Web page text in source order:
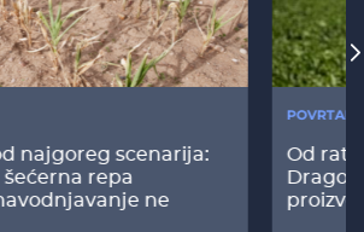
najgoreg scenarija:
šećerna repa
ne
Od